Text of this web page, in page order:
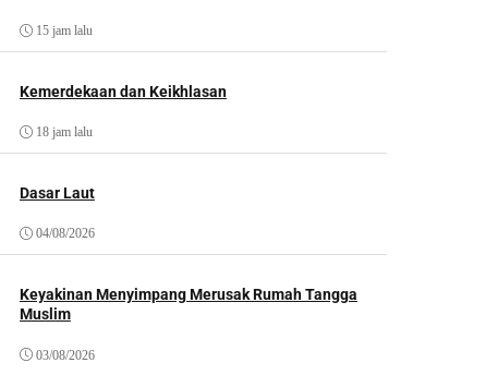
15 jam lalu
Kemerdekaan dan Keikhlasan
18 jam lalu
Dasar Laut
04/08/2026
Keyakinan Menyimpang Merusak Rumah Tangga
Muslim
03/08/2026